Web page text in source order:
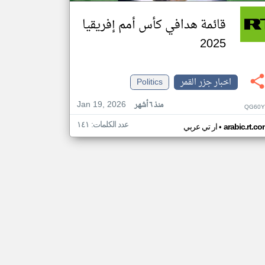
قائمة هدافي كأس أمم إفريقيا
2025
اخبار جزر القمر
Politics
Jan 19, 2026
منذ ٦ أشهر
ار تي عربي• عدد الكلمات: ١٤١